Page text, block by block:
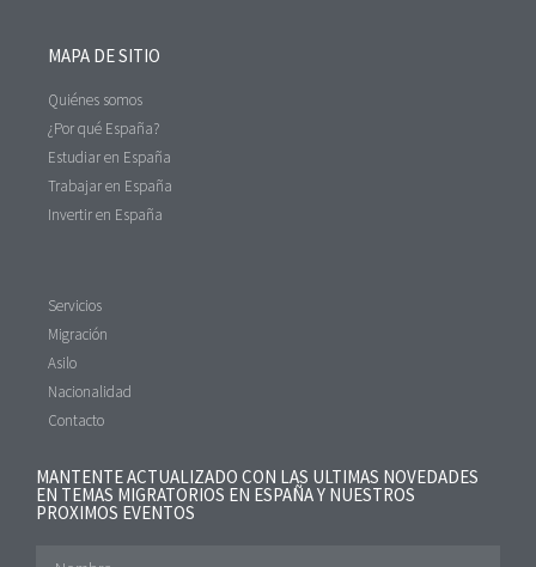
MAPA DE SITIO
Quiénes somos
¿Por qué España?
Estudiar en España
Trabajar en España
Invertir en España
Servicios
Migración
Asilo
Nacionalidad
Contacto
MANTENTE ACTUALIZADO CON LAS ULTIMAS NOVEDADES
EN TEMAS MIGRATORIOS EN ESPAÑA Y NUESTROS
PROXIMOS EVENTOS